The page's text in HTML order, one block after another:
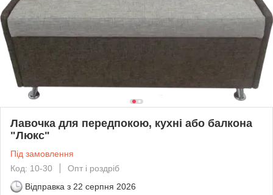
Лавочка для передпокою, кухні або балкона
"Люкс"
Під замовлення
Код: 10-30
Опт і роздріб
Відправка з 22 серпня 2026